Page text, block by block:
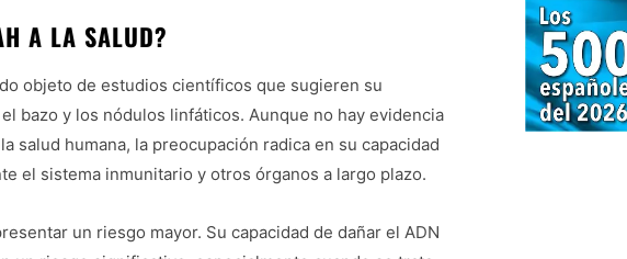
A LA SALUD?
objeto de estudios científicos que sugieren su
bazo y los nódulos linfáticos. Aunque no hay evidencia
salud humana, la preocupación radica en su capacidad
el sistema inmunitario y otros órganos a largo plazo.
un riesgo mayor. Su capacidad de dañar el ADN